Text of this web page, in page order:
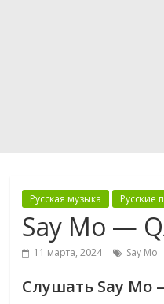
Русская музыка Русские
Say Mo —
11 марта, 2024 Say Mo
Слушать Say Mo